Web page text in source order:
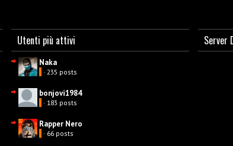
Utenti più attivi
Naka
· 235 posts
bonjovi1984
· 183 posts
Rapper Nero
· 66 posts
Server